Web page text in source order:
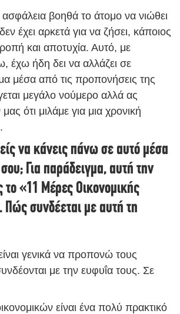
ασφάλεια βοηθά το άτομο να νιώθει
έχει αρκετά για να ζήσει, κάποιος
και αποτυχία. Αυτό, με
έχω ήδη δει να αλλάζει σε
μέσα από τις προπονήσεις της
μεγάλο νούμερο αλλά ας
ότι μιλάμε για μια χρονική
να κάνεις πάνω σε αυτό μέσα
Για παράδειγμα, αυτή την
το «11 Μέρες Οικονομικής
συνδέεται με αυτή τη
γενικά να προπονώ τους
με την ευφυΐα τους. Σε
είναι ένα πολύ πρακτικό